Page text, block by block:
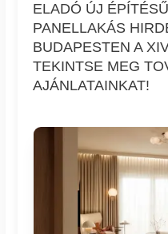
ELADÓ ÚJ
PANELLAKÁS
BUDAPESTEN A
TEKINTSE MEG
AJÁNLATAINKAT!